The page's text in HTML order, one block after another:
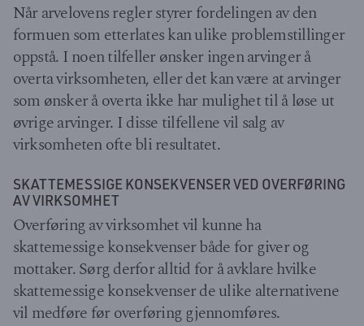
Når arvelovens regler styrer fordelingen av den
formuen som etterlates kan ulike problemstillinger
oppstå. I noen tilfeller ønsker ingen arvinger å
overta virksomheten, eller det kan være at arvinger
som ønsker å overta ikke har mulighet til å løse ut
øvrige arvinger. I disse tilfellene vil salg av
virksomheten ofte bli resultatet.
SKATTEMESSIGE KONSEKVENSER VED OVERFØRING
AV VIRKSOMHET
Overføring av virksomhet vil kunne ha
skattemessige konsekvenser både for giver og
mottaker. Sørg derfor alltid for å avklare hvilke
skattemessige konsekvenser de ulike alternativene
vil medføre før overføring gjennomføres.